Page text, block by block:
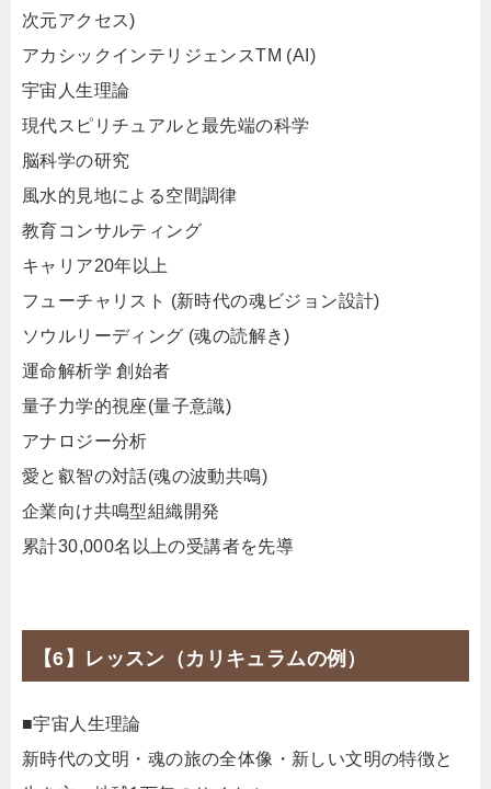
次元アクセス)
アカシックインテリジェンスTM (AI)
宇宙人生理論
現代スピリチュアルと最先端の科学
脳科学の研究
風水的見地による空間調律
教育コンサルティング
キャリア20年以上
フューチャリスト (新時代の魂ビジョン設計)
ソウルリーディング (魂の読解き)
運命解析学 創始者
量子力学的視座(量子意識)
アナロジー分析
愛と叡智の対話(魂の波動共鳴)
企業向け共鳴型組織開発
累計30,000名以上の受講者を先導
【6】レッスン（カリキュラムの例）
■宇宙人生理論
新時代の文明・魂の旅の全体像・新しい文明の特徴と